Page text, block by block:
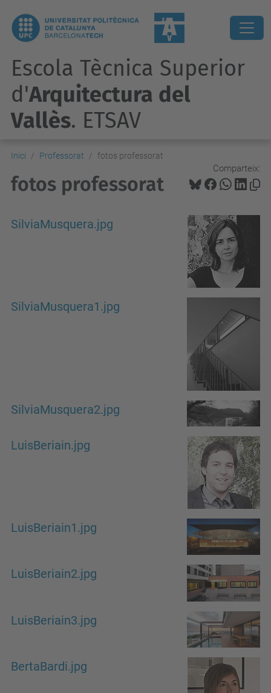
Escola Tècnica Superior
d'Arquitectura del
Vallès. ETSAV
Inici Professorat fotos professorat
Comparteix:
fotos professorat
SilviaMusquera.jpg
SilviaMusquera1.jpg
SilviaMusquera2.jpg
LuisBeriain.jpg
LuisBeriain1.jpg
LuisBeriain2.jpg
LuisBeriain3.jpg
BertaBardi.jpg